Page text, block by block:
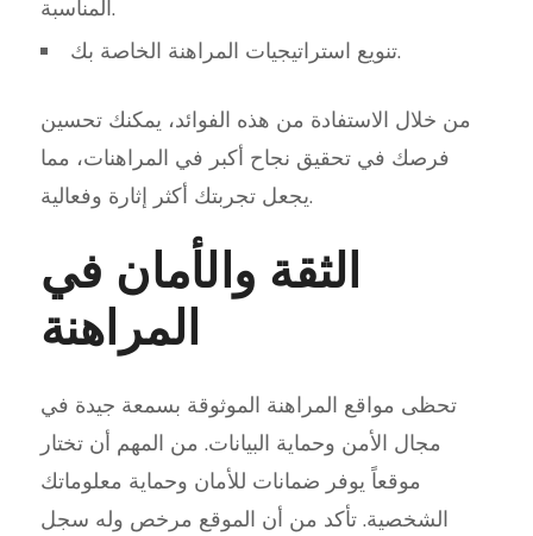
المناسبة.
تنويع استراتيجيات المراهنة الخاصة بك.
من خلال الاستفادة من هذه الفوائد، يمكنك تحسين
فرصك في تحقيق نجاح أكبر في المراهنات، مما
يجعل تجربتك أكثر إثارة وفعالية.
الثقة والأمان في
المراهنة
تحظى مواقع المراهنة الموثوقة بسمعة جيدة في
مجال الأمن وحماية البيانات. من المهم أن تختار
موقعاً يوفر ضمانات للأمان وحماية معلوماتك
الشخصية. تأكد من أن الموقع مرخص وله سجل